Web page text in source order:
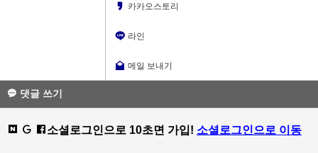
카카오스토리
라인
메일 보내기
댓글 쓰기
소셜로그인으로 10초면 가입! 소셜로그인으로 이동